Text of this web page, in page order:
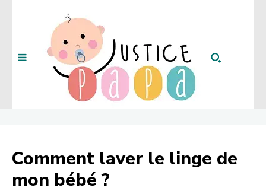
Comment laver le linge de
mon bébé ?